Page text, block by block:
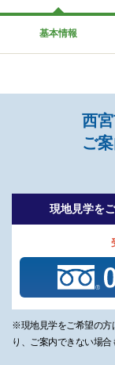
基本情報
西
ご
現地見学を
※現地見学をご希望の方
り、ご案内できない場合